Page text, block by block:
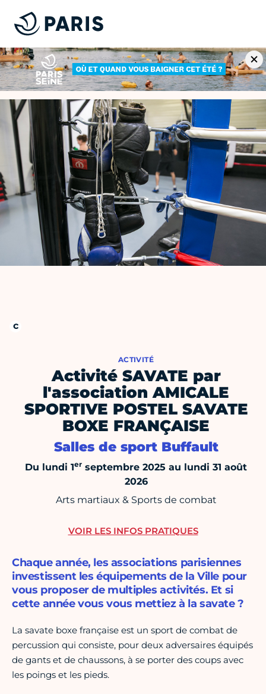
ACTIVITÉ
Activité SAVATE par
l'association AMICALE
SPORTIVE POSTEL SAVATE
BOXE FRANÇAISE
Salles de sport Buffault
Du lundi 1er septembre 2025 au lundi 31 août
2026
Arts martiaux & Sports de combat
Chaque année, les associations parisiennes
investissent les équipements de la Ville pour
vous proposer de multiples activités. Et si
cette année vous vous mettiez à la savate ?
La savate boxe française est un sport de combat de
percussion qui consiste, pour deux adversaires équipés
de gants et de chaussons, à se porter des coups avec
les poings et les pieds.
VOIR LES INFOS PRATIQUES